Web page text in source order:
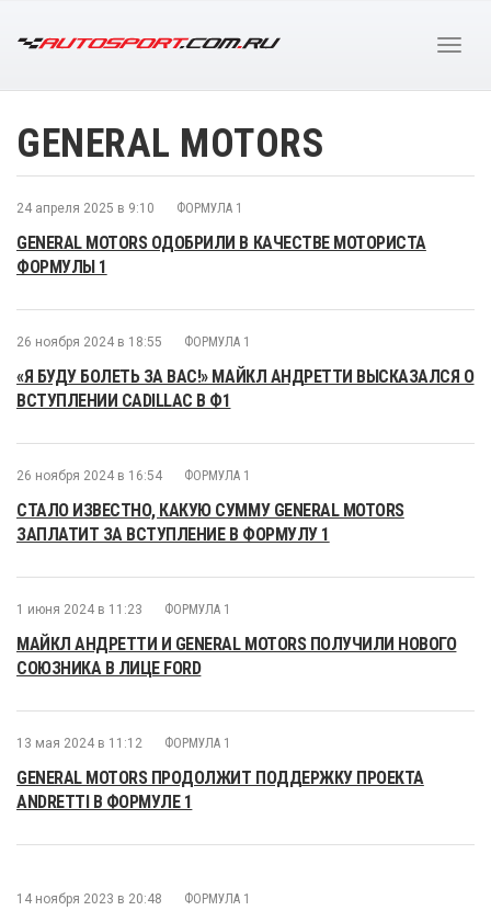
GENERAL MOTORS
24 апреля 2025 в 9:10 ФОРМУЛА 1
GENERAL MOTORS ОДОБРИЛИ В КАЧЕСТВЕ МОТОРИСТА
ФОРМУЛЫ 1
26 ноября 2024 в 18:55 ФОРМУЛА 1
«Я БУДУ БОЛЕТЬ ЗА ВАС!» МАЙКЛ АНДРЕТТИ ВЫСКАЗАЛСЯ О
ВСТУПЛЕНИИ CADILLAC В Ф1
26 ноября 2024 в 16:54 ФОРМУЛА 1
СТАЛО ИЗВЕСТНО, КАКУЮ СУММУ GENERAL MOTORS
ЗАПЛАТИТ ЗА ВСТУПЛЕНИЕ В ФОРМУЛУ 1
1 июня 2024 в 11:23 ФОРМУЛА 1
МАЙКЛ АНДРЕТТИ И GENERAL MOTORS ПОЛУЧИЛИ НОВОГО
СОЮЗНИКА В ЛИЦЕ FORD
13 мая 2024 в 11:12 ФОРМУЛА 1
GENERAL MOTORS ПРОДОЛЖИТ ПОДДЕРЖКУ ПРОЕКТА
ANDRETTI В ФОРМУЛЕ 1
14 ноября 2023 в 20:48 ФОРМУЛА 1